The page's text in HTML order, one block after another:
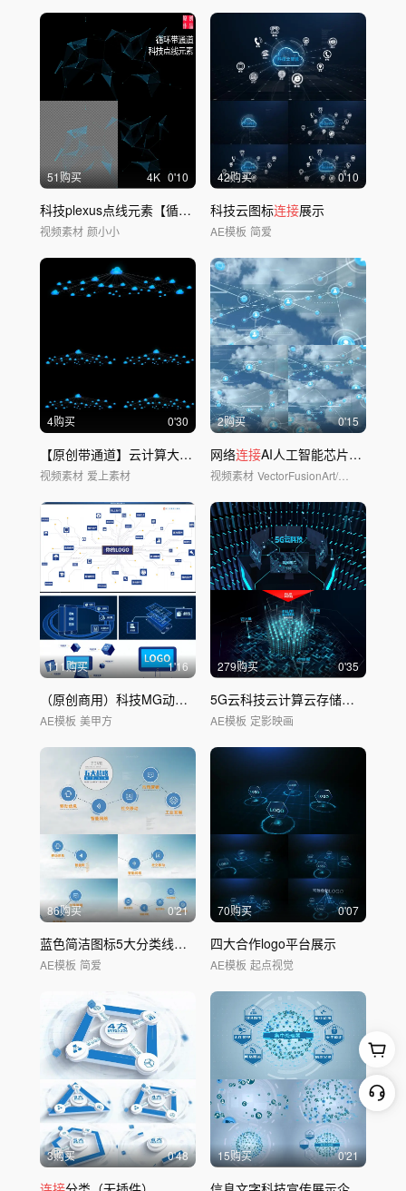
51购买 4K 0'10
科技plexus点线元素【循环带通道】
视频素材 颜小小
42购买 0'10
科技云图标连接展示
AE模板 简爱
4购买 0'30
【原创带通道】云计算大数据云端网络 连接
视频素材 爱上素材
2购买 0'15
网络连接AI人工智能芯片UI高科技大数据
视频素材 VectorFusionArt/华夏视觉
111购买 1'16
（原创商用）科技MG动画点线链 接
AE模板 美甲方
279购买 0'35
5G云科技云计算云存储云
AE模板 定影映画
86购买 0'21
蓝色简洁图标5大分类线条流程 连接
AE模板 简爱
70购买 0'07
四大合作logo平台展示
AE模板 起点视觉
3购买 0'48 15购买 0'21